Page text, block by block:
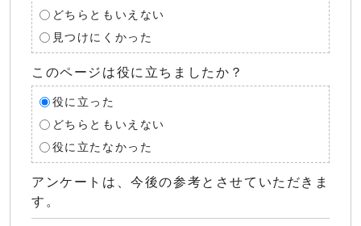
どちらともいえない
見つけにくかった
このページは役に立ちましたか？
役に立った
どちらともいえない
役に立たなかった
アンケートは、今後の参考とさせていただきま
す。